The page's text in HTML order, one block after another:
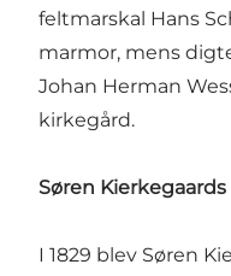
feltmarskal Hans
marmor, mens
Johan Herman
kirkegård.
Søren
I 1829 blev Søren